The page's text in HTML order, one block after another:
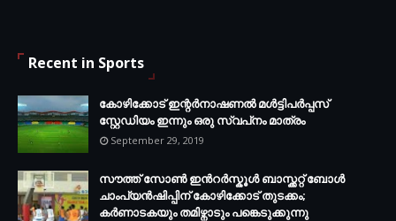
Recent in Sports
കോഴിക്കോട് ഇന്റര്‍നാഷണല്‍ മള്‍ട്ടിപര്‍പ്പസ്
സ്റ്റേഡിയം ഇന്നും ഒരു സ്വപ്‌നം മാത്രം
September 29, 2019
സൗത്ത് സോണ്‍ ഇന്‍റര്‍സ്കൂള്‍ ബാസ്ക്കറ്റ് ബോൾ
ചാംപ്യന്‍ഷിപ്പിന് കോഴിക്കോട് തുടക്കം;
കർണാടകയും തമിഴ്നാടും പങ്കെടുക്കുന്നു